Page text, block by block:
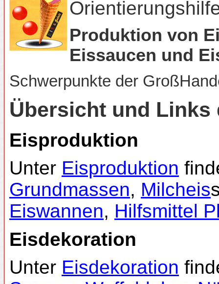
Produktion von
Eissaucen und
Schwerpunkte der
Übersicht und Links
Eisproduktion
Unter Eisproduktion
Grundmassen, Milcheis
Eiswannen, Hilfsmittel
Eisdekoration
Unter Eisdekoration